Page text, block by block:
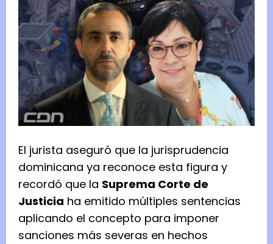
El jurista aseguró que la jurisprudencia
dominicana ya reconoce esta figura y
recordó que la Suprema Corte de
Justicia ha emitido múltiples sentencias
aplicando el concepto para imponer
sanciones más severas en hechos